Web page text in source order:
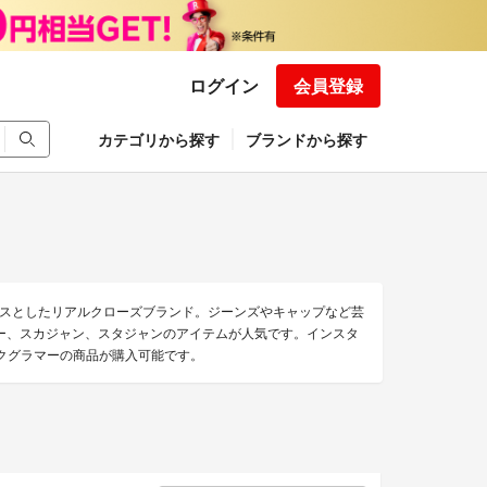
ログイン 会員登録
カテゴリから探す ブランドから探す
としたリアルクローズブランド。ジーンズやキャップなど芸
スカジャン、スタジャンのアイテムが人気です。インスタ
ラマーの商品が購入可能です。